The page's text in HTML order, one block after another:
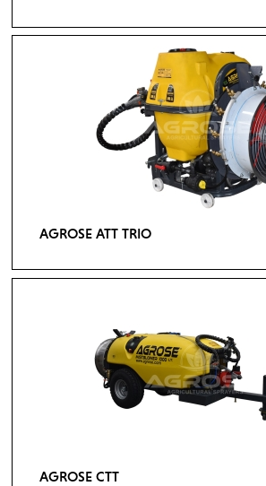
AGROSE ATT TRIO
AGROSE CTT